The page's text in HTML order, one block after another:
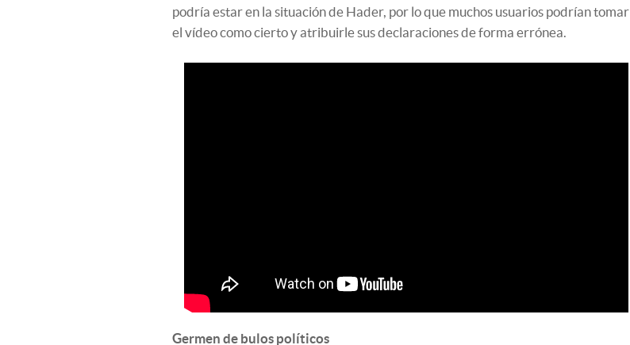
podría estar en la situación de Hader, por lo que muchos usuarios podrían tomar
el vídeo como cierto y atribuirle sus declaraciones de forma errónea.
Germen de bulos políticos